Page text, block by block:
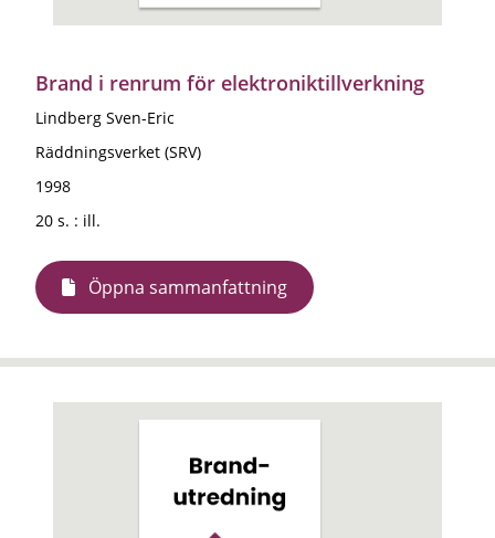
Brand i renrum för elektroniktillverkning
Lindberg Sven-Eric
Räddningsverket (SRV)
1998
20 s. : ill.
Öppna sammanfattning